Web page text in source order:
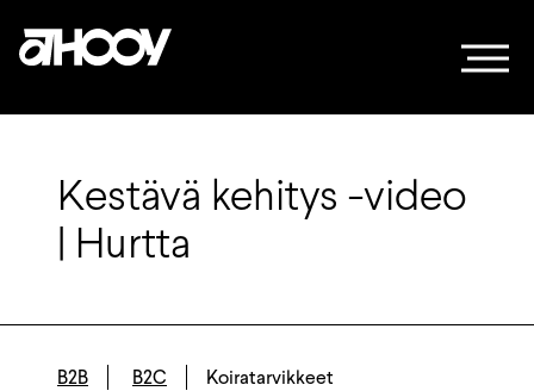
Kestävä kehitys -video
| Hurtta
B2B B2C
Koiratarvikkeet